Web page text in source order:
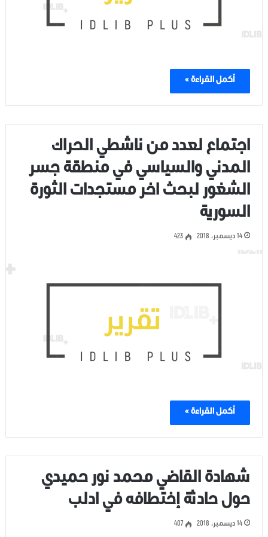
أكمل القراءة »
اجتماع لعدد من ناشطي الحراك
المدني والسياسي في منطقة جسر
الشغور لبحث اخر مستجدات الثورة
السورية
14 ديسمبر، 2018 423
أكمل القراءة »
شهادة القاضي محمد نور حميدي
حول حادثة إختطافه في ادلب
14 ديسمبر، 2018 407